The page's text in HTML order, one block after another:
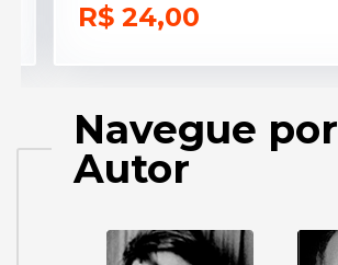
R$ 49,00
Navegue por
Autor